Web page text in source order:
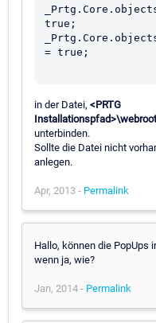
true;
= true;
in der Datei, <PRTG
unterbinden.
Sollte die Datei nicht
anlegen.
Apr, 2013 - Permalink
Hallo, können die PopUps
wenn ja, wie?
Jan, 2014 - Permalink